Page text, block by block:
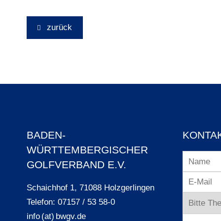
zurück
BADEN-
WÜRTTEMBERGISCHER
GOLFVERBAND E.V.
Schaichhof 1, 71088 Holzgerlingen
Telefon: 07157 / 53 58-0
info (at) bwgv.de